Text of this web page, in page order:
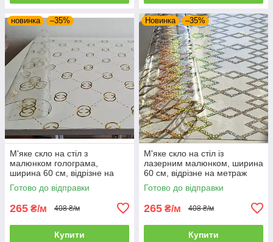
новинка –35%
М'яке скло на стіл з
малюнком голограма,
ширина 60 см, відрізне на
метраж
Готово до відправки
265 ₴/м 408 ₴/м
Купити
Новинка –35%
М'яке скло на стіл із
лазерним малюнком, ширина
60 см, відрізне на метраж
Готово до відправки
265 ₴/м 408 ₴/м
Купити